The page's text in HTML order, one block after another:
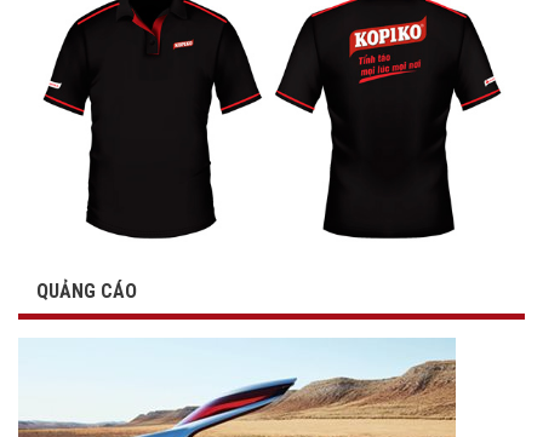
QUẢNG CÁO